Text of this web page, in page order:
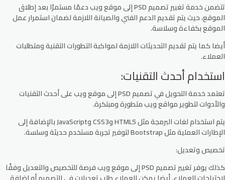
تتضمن خدمة تغيير تصميم PSD إلى موقع ويب دعمًا مستمرًا بعد إطلاق
الموقع، حيث يتم تقديم الدعم الفني والصيانة اللازمة لضمان استمرار عمل
الموقع بكفاءة وسلاسة.
أيضا كما يتم تقديم التحديثات اللازمة لمواكبة التطورات التقنية ومتطلبات
العملاء.
استخدام أحدث التقنيات:
تعتمد خدمة التحويل في تصميم PSD إلى موقع ويب على أحدث التقنيات
والأدوات لتطوير مواقع ويب متطورة ومبتكرة.
يتم استخدام لغات البرمجة مثل HTML5 وCSS3 وJavaScript بالإضافة إلى
الإطارات العملية مثل Bootstrap لتوفير تجربة مستخدم حديثة وسلسة.
تخصيص وتعديل:
كذلك يوفر تغيير تصميم PSD إلى موقع ويب فرصة للتخصيص والتعديل وفقًا